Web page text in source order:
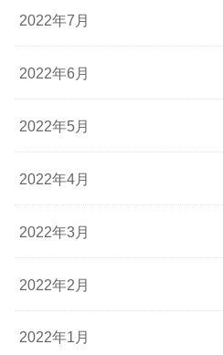
2022年7月
2022年6月
2022年5月
2022年4月
2022年3月
2022年2月
2022年1月